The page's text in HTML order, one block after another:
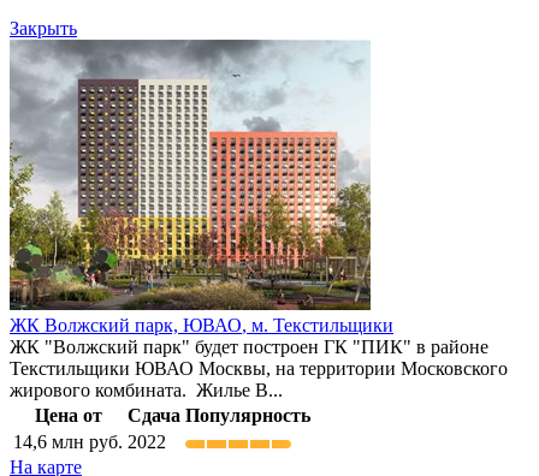
Закрыть
ЖК Волжский парк, ЮВАО, м. Текстильщики
ЖК "Волжский парк" будет построен ГК "ПИК" в районе
Текстильщики ЮВАО Москвы, на территории Московского
жирового комбината. Жилье В...
Цена от
Сдача Популярность
14,6 млн руб. 2022
На карте